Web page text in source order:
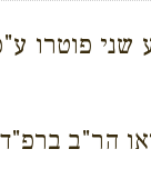
פוטרו
הר"ב